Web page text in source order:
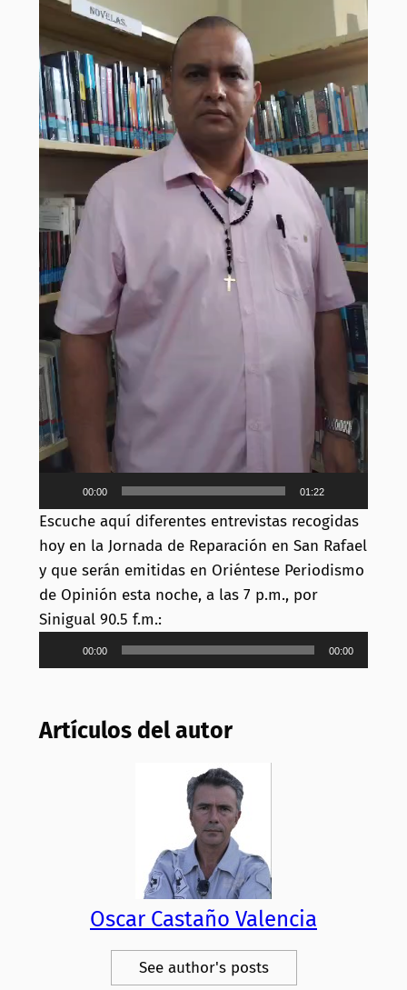
00:00 01:22
Escuche aquí diferentes entrevistas recogidas
hoy en la Jornada de Reparación en San Rafael
y que serán emitidas en Oriéntese Periodismo
de Opinión esta noche, a las 7 p.m., por
Sinigual 90.5 f.m.:
Reproductor
de
00:00 00:00
Artículos del autor
Oscar Castaño Valencia
See author's posts